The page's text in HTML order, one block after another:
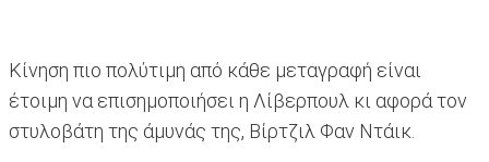
Κίνηση πιο πολύτιμη από κάθε μεταγραφή είναι
έτοιμη να επισημοποιήσει η Λίβερπουλ κι αφορά τον
στυλοβάτη της άμυνάς της, Βίρτζιλ Φαν Ντάικ.